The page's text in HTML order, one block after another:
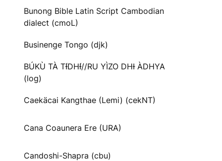
Bunong Bible Latin Script Cambodian
dialect (cmoL)
Businenge Tongo (djk)
BÚKÙ TÀ TƗ́DHƗ́//RU YÌZO DHƗ ÀDHYA
(log)
Caekäcai Kangthae (Lemi) (cekNT)
Cana Coaunera Ere (URA)
Candoshi-Shapra (cbu)